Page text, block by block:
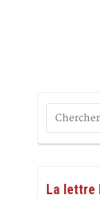
La lettre